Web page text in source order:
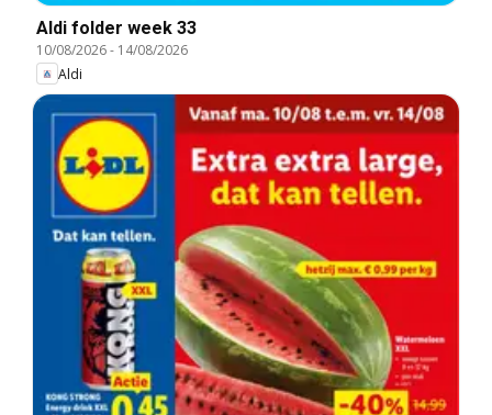
Aldi folder week 33
10/08/2026- 14/08/2026
Aldi